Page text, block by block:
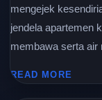
mengejek
jendela apartemen
membawa serta air
READ MORE